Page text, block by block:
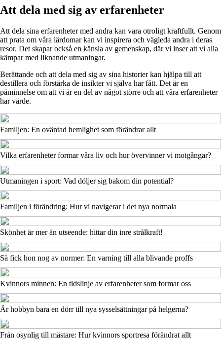
Att dela med sig av erfarenheter
Att dela sina erfarenheter med andra kan vara otroligt kraftfullt. Genom
att prata om våra lärdomar kan vi inspirera och vägleda andra i deras
resor. Det skapar också en känsla av gemenskap, där vi inser att vi alla
kämpar med liknande utmaningar.
Berättande och att dela med sig av sina historier kan hjälpa till att
destillera och förstärka de insikter vi själva har fått. Det är en
påminnelse om att vi är en del av något större och att våra erfarenheter
har värde.
Familjen: En oväntad hemlighet som förändrar allt
Vilka erfarenheter formar våra liv och hur övervinner vi motgångar?
Utmaningen i sport: Vad döljer sig bakom din potential?
Familjen i förändring: Hur vi navigerar i det nya normala
Skönhet är mer än utseende: hittar din inre strålkraft!
Så fick hon nog av normer: En varning till alla blivande proffs
Kvinnors minnen: En tidslinje av erfarenheter som formar oss
Är hobbyn bara en dörr till nya sysselsättningar på helgerna?
Från osynlig till mästare: Hur kvinnors sportresa förändrat allt